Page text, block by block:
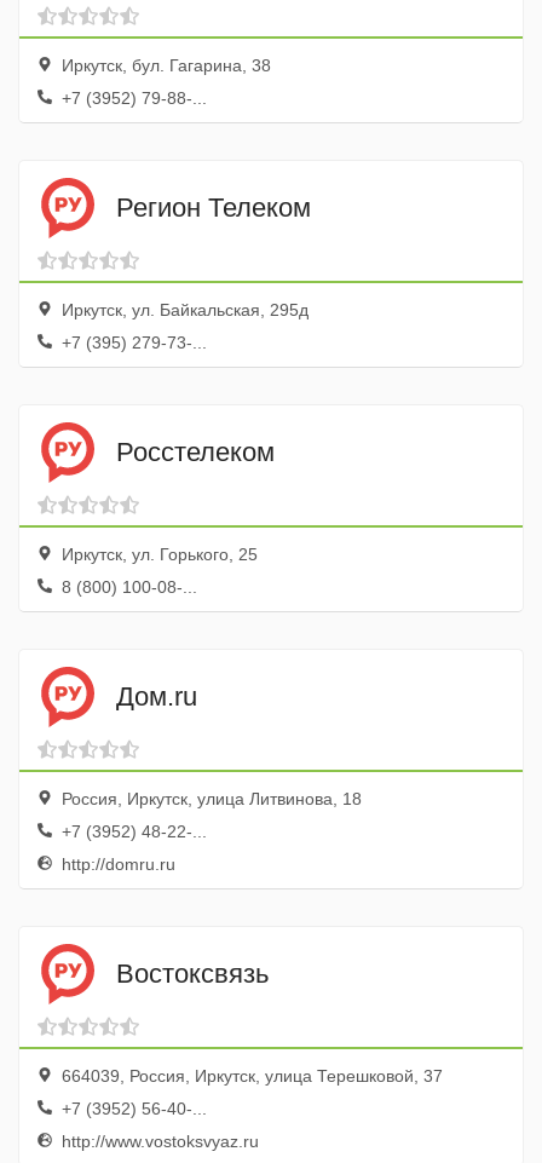
Иркутск, бул. Гагарина, 38
+7 (3952) 79-88-...
Регион Телеком
Иркутск, ул. Байкальская, 295д
+7 (395) 279-73-...
Росстелеком
Иркутск, ул. Горького, 25
8 (800) 100-08-...
Дом.ru
Россия, Иркутск, улица Литвинова, 18
+7 (3952) 48-22-...
http://domru.ru
Востоксвязь
664039, Россия, Иркутск, улица Терешковой, 37
+7 (3952) 56-40-...
http://www.vostoksvyaz.ru